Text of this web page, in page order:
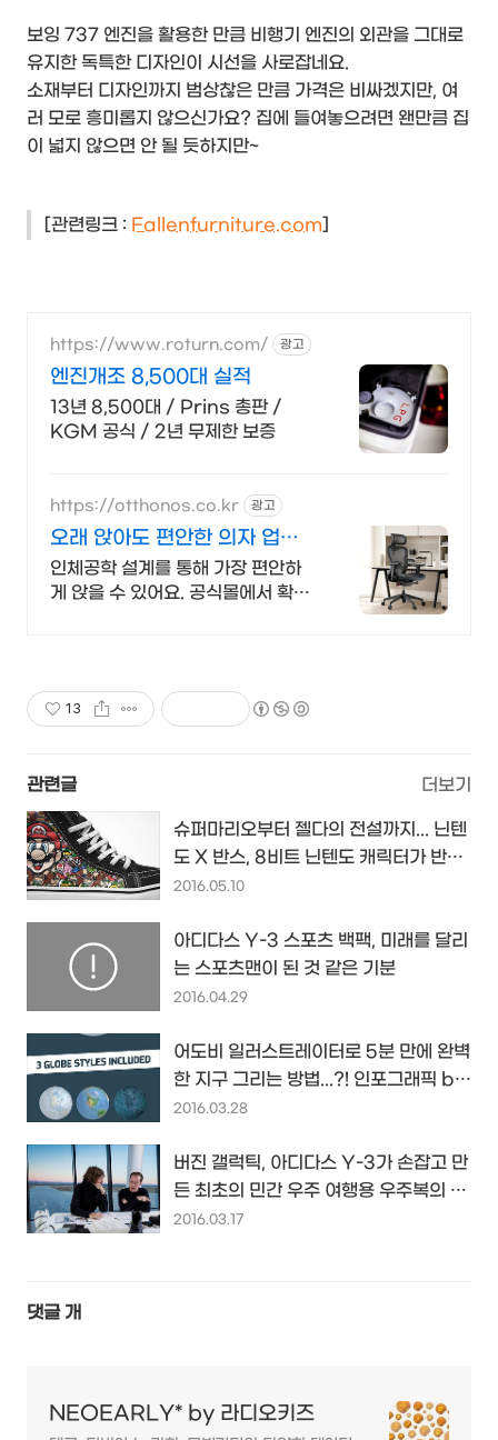
보잉 737 엔진을 활용한 만큼 비행기 엔진의 외관을 그대로
유지한 독특한 디자인이 시선을 사로잡네요.
소재부터 디자인까지 범상찮은 만큼 가격은 비싸겠지만, 여
러 모로 흥미롭지 않으신가요? 집에 들여놓으려면 왠만큼 집
이 넓지 않으면 안 될 듯하지만~
[관련링크 : Fallenfurniture.com]
https://www.roturn.com/ 광고
엔진개조 8,500대 실적
13년 8,500대 / Prins 총판 /
KGM 공식 / 2년 무제한 보증
https://otthonos.co.kr 광고
오래 앉아도 편안한 의자 업그
레이드위크 ~38% 할인
인체공학 설계를 통해 가장 편안하
게 앉을 수 있어요. 공식몰에서 확인
13
관련글 더보기
슈퍼마리오부터 젤다의 전설까지... 닌텐
도 X 반스, 8비트 닌텐도 캐릭터가 반스
의 스니커즈로...
2016.05.10
아디다스 Y-3 스포츠 백팩, 미래를 달리
는 스포츠맨이 된 것 같은 기분
2016.04.29
어도비 일러스트레이터로 5분 만에 완벽
한 지구 그리는 방법...?! 인포그래픽 by
onestopmap...
2016.03.28
버진 갤럭틱, 아디다스 Y-3가 손잡고 만
든 최초의 민간 우주 여행용 우주복의 디
자인은 의외로...
2016.03.17
댓글 개
NEOEARLY* by 라디오키즈